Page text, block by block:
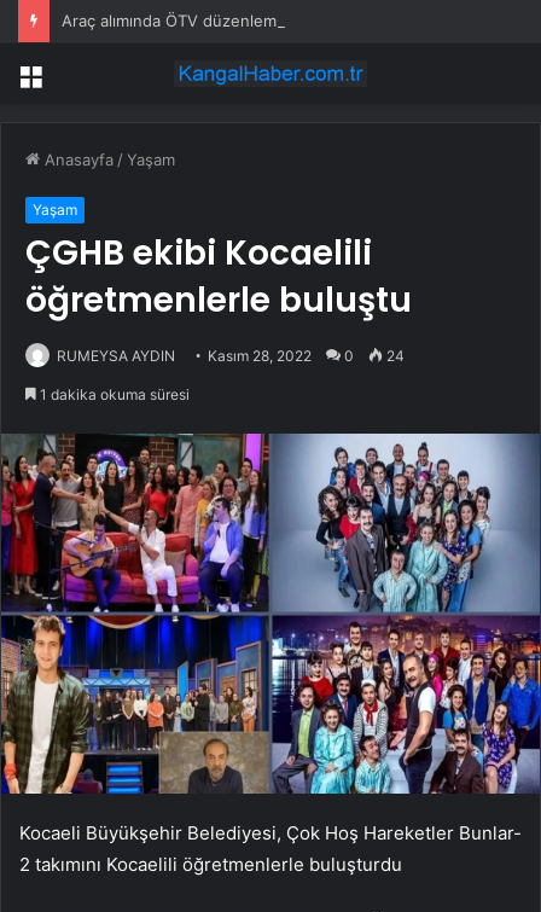
Menü
Anasayfa /Yaşam
Yaşam
ÇGHB ekibi Kocaelili
öğretmenlerle buluştu
RUMEYSA AYDIN Kasım 28, 2022 0 24
1 dakika okuma süresi
Kocaeli Büyükşehir Belediyesi, Çok Hoş Hareketler Bunlar-
2 takımını Kocaelili öğretmenlerle buluşturdu